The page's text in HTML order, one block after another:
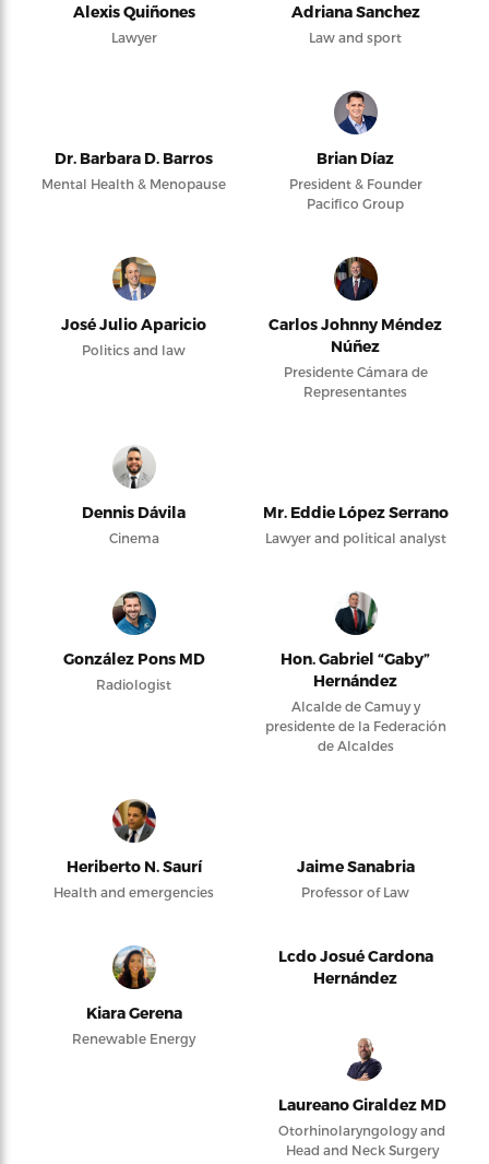
Alexis Quiñones
Lawyer
Adriana Sanchez
Law and sport
Dr. Barbara D. Barros
Mental Health & Menopause
Brian Díaz
President & Founder
Pacifico Group
José Julio Aparicio
Politics and law
Carlos Johnny Méndez
Núñez
Presidente Cámara de
Representantes
Dennis Dávila
Cinema
Mr. Eddie López Serrano
Lawyer and political analyst
González Pons MD
Radiologist
Hon. Gabriel “Gaby”
Hernández
Alcalde de Camuy y
presidente de la Federación
de Alcaldes
Heriberto N. Saurí
Health and emergencies
Jaime Sanabria
Professor of Law
Kiara Gerena
Renewable Energy
Lcdo Josué Cardona
Hernández
Laureano Giraldez MD
Otorhinolaryngology and
Head and Neck Surgery